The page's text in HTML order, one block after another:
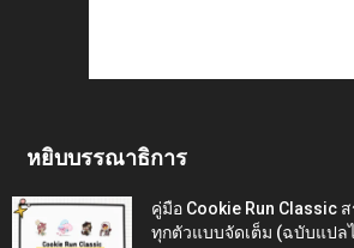
หยิบบรรณาธิการ
คู่มือ Cookie Run Classic
ทุกตัวแบบจัดเต็ม (ฉบับแปล